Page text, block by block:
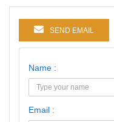
SEND EMAIL
Name :
Email :